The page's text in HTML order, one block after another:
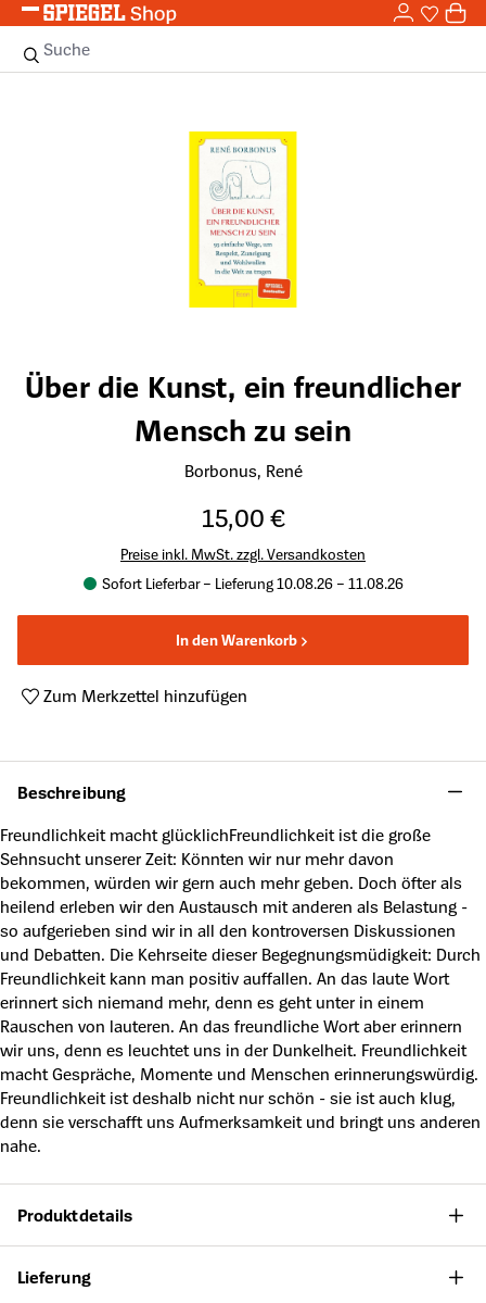
Zum Hauptinhalt springen 0
Suche
Über die Kunst, ein freundlicher
Mensch zu sein
Borbonus, René
15,00 €
Preise inkl. MwSt. zzgl. Versandkosten
Sofort Lieferbar – Lieferung 10.08.26 – 11.08.26
In den Warenkorb
Zum Merkzettel hinzufügen
Beschreibung
Freundlichkeit macht glücklichFreundlichkeit ist die große
Sehnsucht unserer Zeit: Könnten wir nur mehr davon
bekommen, würden wir gern auch mehr geben. Doch öfter als
heilend erleben wir den Austausch mit anderen als Belastung -
so aufgerieben sind wir in all den kontroversen Diskussionen
und Debatten. Die Kehrseite dieser Begegnungsmüdigkeit: Durch
Freundlichkeit kann man positiv auffallen. An das laute Wort
erinnert sich niemand mehr, denn es geht unter in einem
Rauschen von lauteren. An das freundliche Wort aber erinnern
wir uns, denn es leuchtet uns in der Dunkelheit. Freundlichkeit
macht Gespräche, Momente und Menschen erinnerungswürdig.
Freundlichkeit ist deshalb nicht nur schön - sie ist auch klug,
denn sie verschafft uns Aufmerksamkeit und bringt uns anderen
nahe.
Produktdetails
Lieferung